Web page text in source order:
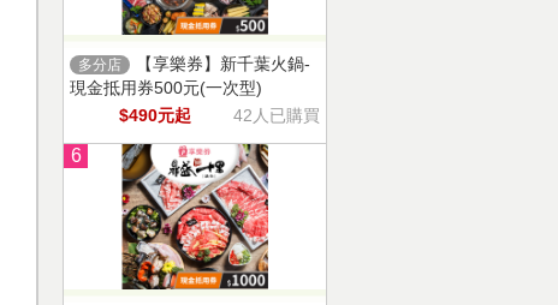
多分店
【享樂券】新千葉火鍋-
現金抵用券500元(一次型)
$490元起
42人已購買
6